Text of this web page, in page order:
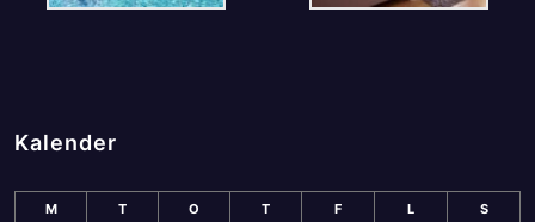
Kalender
M T O T F L S